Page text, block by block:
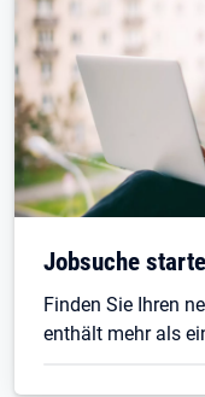
Jobsuche
Finden Sie Ihren
enthält mehr als